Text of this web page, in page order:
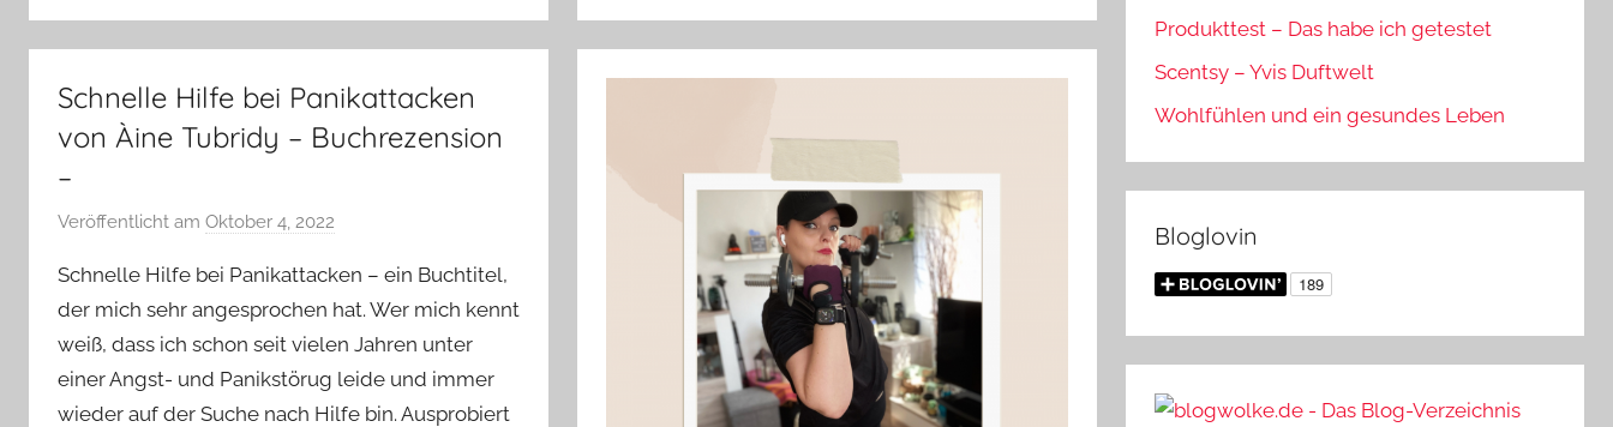
Schnelle Hilfe bei Panikattacken
von Àine Tubridy – Buchrezension
–
Veröffentlicht am Oktober 4, 2022
n
Y
v
o
n
Schnelle Hilfe bei Panikattacken – ein Buchtitel,
der mich sehr angesprochen hat. Wer mich kennt
weiß, dass ich schon seit vielen Jahren unter
einer Angst- und Panikstörug leide und immer
wieder auf der Suche nach Hilfe bin. Ausprobiert
Produkttest – Das habe ich getestet
Scentsy – Yvis Duftwelt
Wohlfühlen und ein gesundes Leben
Bloglovin